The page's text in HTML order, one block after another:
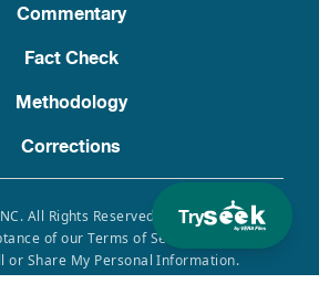
Try
Commentary
Fact Check
Methodology
Corrections
All Rights Reserved. Use of this site
of our Terms of Service, Privacy
or Share My Personal Information.